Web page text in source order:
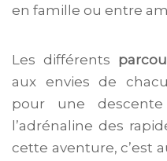
en famille ou entre
Les différents
aux envies de
pour une
l’adrénaline des
cette aventure, c’est